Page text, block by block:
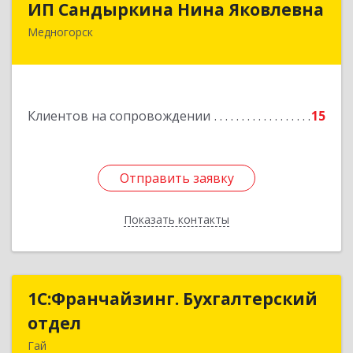
ИП Сандыркина Нина Яковлевна
Медногорск
Клиентов на сопровождении 15
Отправить заявку
Показать контакты
462270, Оренбургская обл, Медногорск г,
Отправить заявку
Назад
1С:Франчайзинг. Бухгалтерский
отдел
Гай
1С:Франчайзинг. Бухгалтерский